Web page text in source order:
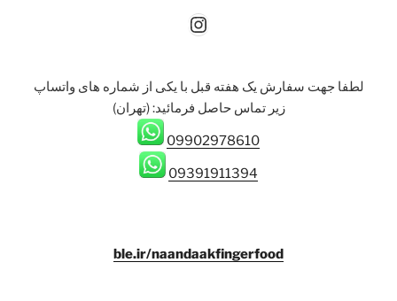
Instagram
لطفا جهت سفارش یک هفته قبل با یکی از شماره های واتساپ
زیر تماس حاصل فرمائيد: (تهران)
09902978610
09391911394
ble.ir/naandaakfingerfood